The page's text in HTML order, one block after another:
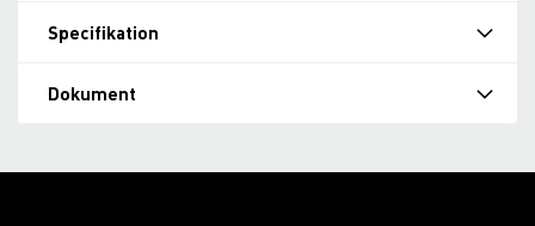
Specifikation
Dokument